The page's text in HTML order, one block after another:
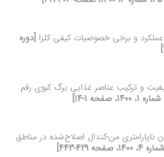
عملکرد و برخی خصوصیات کیفی کلزا [دوره
و ترکیب عناصر غذایی برگ کیوی رقم
ناپارامتری من-کندال اصلاح‌شده در مناطق